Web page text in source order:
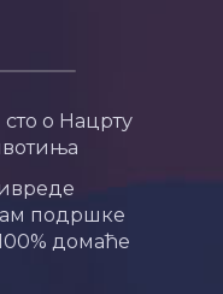
о Нацрту
подршке
домаће